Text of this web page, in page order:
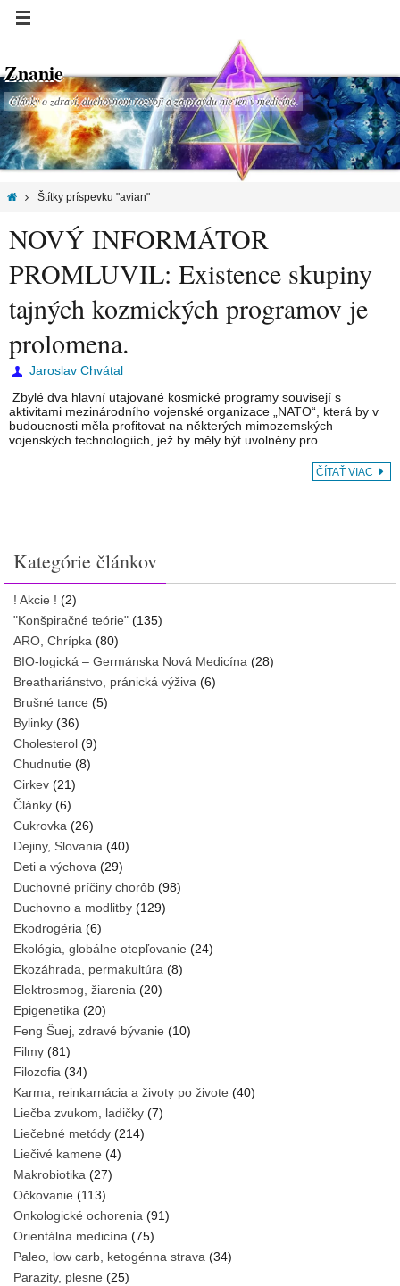
Znanie
Články o zdraví, duchovnom rozvoji a za pravdu nie len v medicíne.
Štítky príspevku "avian"
NOVÝ INFORMÁTOR
PROMLUVIL: Existence skupiny
tajných kozmických programov je
prolomena.
Jaroslav Chvátal
Zbylé dva hlavní utajované kosmické programy souvisejí s
aktivitami mezinárodního vojenské organizace „NATO“, která by v
budoucnosti měla profitovat na některých mimozemských
vojenských technologiích, jež by měly být uvolněny pro…
ČÍTAŤ VIAC
Kategórie článkov
! Akcie ! (2)
"Konšpiračné teórie" (135)
ARO, Chrípka (80)
BIO-logická – Germánska Nová Medicína (28)
Breathariánstvo, pránická výživa (6)
Brušné tance (5)
Bylinky (36)
Cholesterol (9)
Chudnutie (8)
Cirkev (21)
Články (6)
Cukrovka (26)
Dejiny, Slovania (40)
Deti a výchova (29)
Duchovné príčiny chorôb (98)
Duchovno a modlitby (129)
Ekodrogéria (6)
Ekológia, globálne otepľovanie (24)
Ekozáhrada, permakultúra (8)
Elektrosmog, žiarenia (20)
Epigenetika (20)
Feng Šuej, zdravé bývanie (10)
Filmy (81)
Filozofia (34)
Karma, reinkarnácia a životy po živote (40)
Liečba zvukom, ladičky (7)
Liečebné metódy (214)
Liečivé kamene (4)
Makrobiotika (27)
Očkovanie (113)
Onkologické ochorenia (91)
Orientálna medicína (75)
Paleo, low carb, ketogénna strava (34)
Parazity, plesne (25)